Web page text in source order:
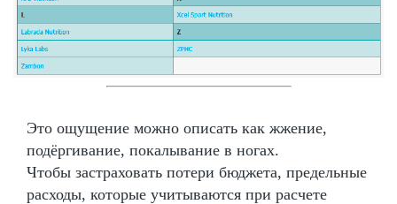
Это ощущение можно описать как жжение,
подёргивание, покалывание в ногах.
Чтобы застраховать потери бюджета, предельные
расходы, которые учитываются при расчете